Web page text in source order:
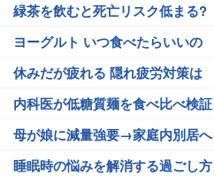
緑茶を飲むと死亡リスク低まる?
ヨーグルト いつ食べたらいいの
休みだが疲れる 隠れ疲労対策は
内科医が低糖質麺を食べ比べ検証
母が娘に減量強要→家庭内別居へ
睡眠時の悩みを解消する過ごし方